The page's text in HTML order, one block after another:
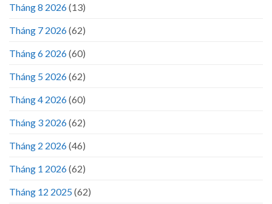
Tháng 8 2026(13)
Tháng 7 2026(62)
Tháng 6 2026(60)
Tháng 5 2026(62)
Tháng 4 2026(60)
Tháng 3 2026(62)
Tháng 2 2026(46)
Tháng 1 2026(62)
Tháng 12 2025(62)